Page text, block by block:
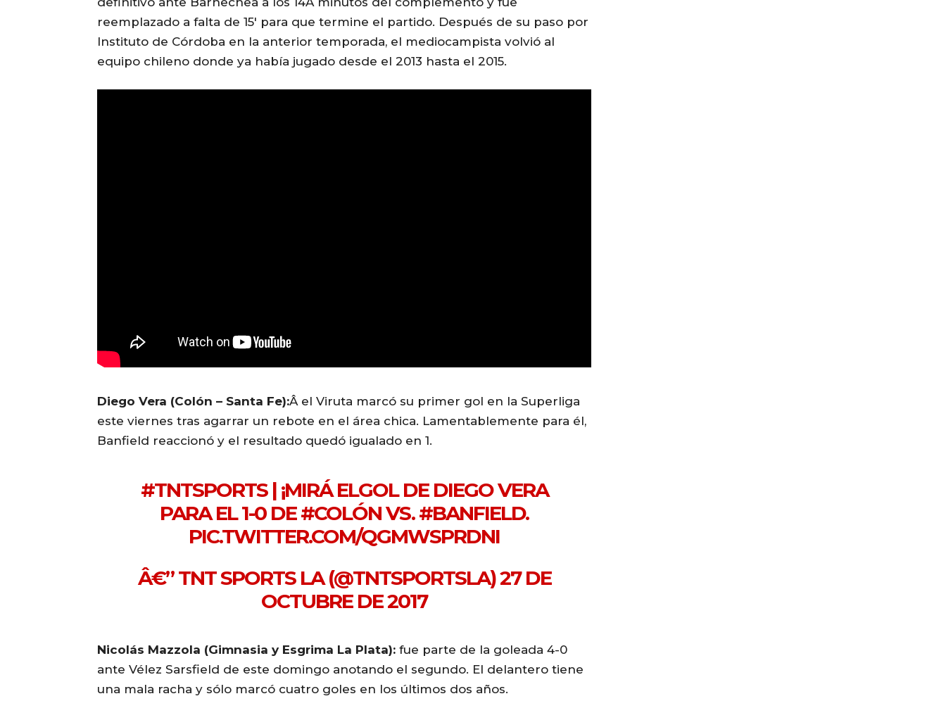
reemplazado a falta de 15′ para que termine el partido. Después de su paso por
Instituto de Córdoba en la anterior temporada, el mediocampista volvió al
equipo chileno donde ya había jugado desde el 2013 hasta el 2015.
Diego Vera (Colón – Santa Fe):Â el Viruta marcó su primer gol en la Superliga
este viernes tras agarrar un rebote en el área chica. Lamentablemente para él,
Banfield reaccionó y el resultado quedó igualado en 1.
#TNTSPORTS| ¡MIRÁ ELGOL DE DIEGO VERA
PARA EL 1-0 DE#COLÓNVS.#BANFIELD.
PIC.TWITTER.COM/QGMWSPRDNI
Â€” TNT SPORTS LA (@TNTSPORTSLA)27 DE
OCTUBRE DE 2017
Nicolás Mazzola (Gimnasia y Esgrima La Plata): fue parte de la goleada 4-0
ante Vélez Sarsfield de este domingo anotando el segundo. El delantero tiene
una mala racha y sólo marcó cuatro goles en los últimos dos años.